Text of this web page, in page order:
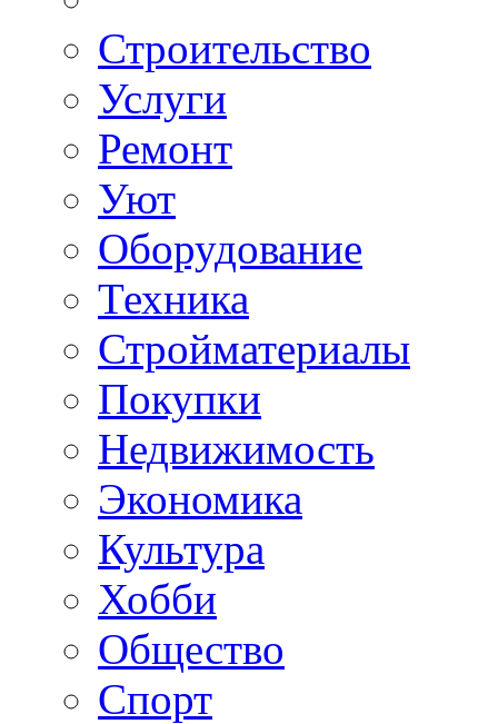
Строительство
Услуги
Ремонт
Уют
Оборудование
Техника
Стройматериалы
Покупки
Недвижимость
Экономика
Культура
Хобби
Общество
Спорт